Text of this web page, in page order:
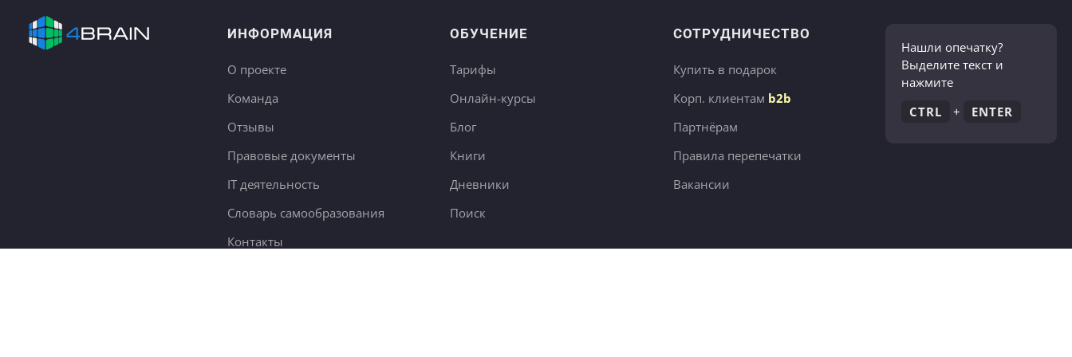
ИНФОРМАЦИЯ
О проекте
Команда
Отзывы
Правовые документы
IT деятельность
Словарь самообразования
Контакты
ОБУЧЕНИЕ
Тарифы
Онлайн-курсы
Блог
Книги
Дневники
Поиск
СОТРУДНИЧЕСТВО
Купить в подарок
Корп. клиентам b2b
Партнёрам
Правила перепечатки
Вакансии
Нашли опечатку?
Выделите текст и
нажмите
CTRL
+ ENTER